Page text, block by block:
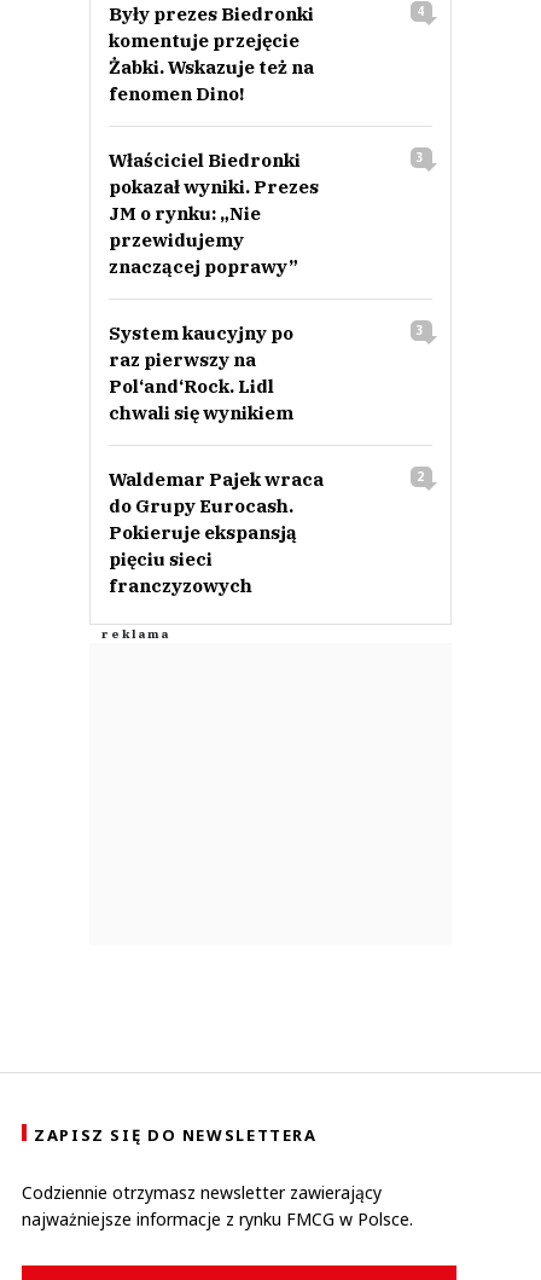
Były prezes Biedronki
komentuje przejęcie
Żabki. Wskazuje też na
fenomen Dino!
4
Właściciel Biedronki
pokazał wyniki. Prezes
JM o rynku: „Nie
przewidujemy
znaczącej poprawy”
3
System kaucyjny po
raz pierwszy na
Pol‘and‘Rock. Lidl
chwali się wynikiem
3
Waldemar Pajek wraca
do Grupy Eurocash.
Pokieruje ekspansją
pięciu sieci
franczyzowych
2
ZAPISZ SIĘ DO NEWSLETTERA
Codziennie otrzymasz newsletter zawierający
najważniejsze informacje z rynku FMCG w Polsce.